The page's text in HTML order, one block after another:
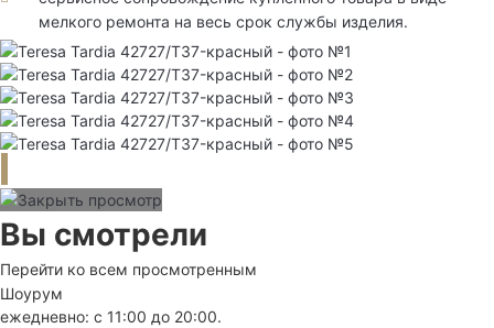
мелкого ремонта на весь срок службы изделия.
Вы смотрели
Перейти ко всем просмотренным
Шоурум
ежедневно: с 11:00 до 20:00.